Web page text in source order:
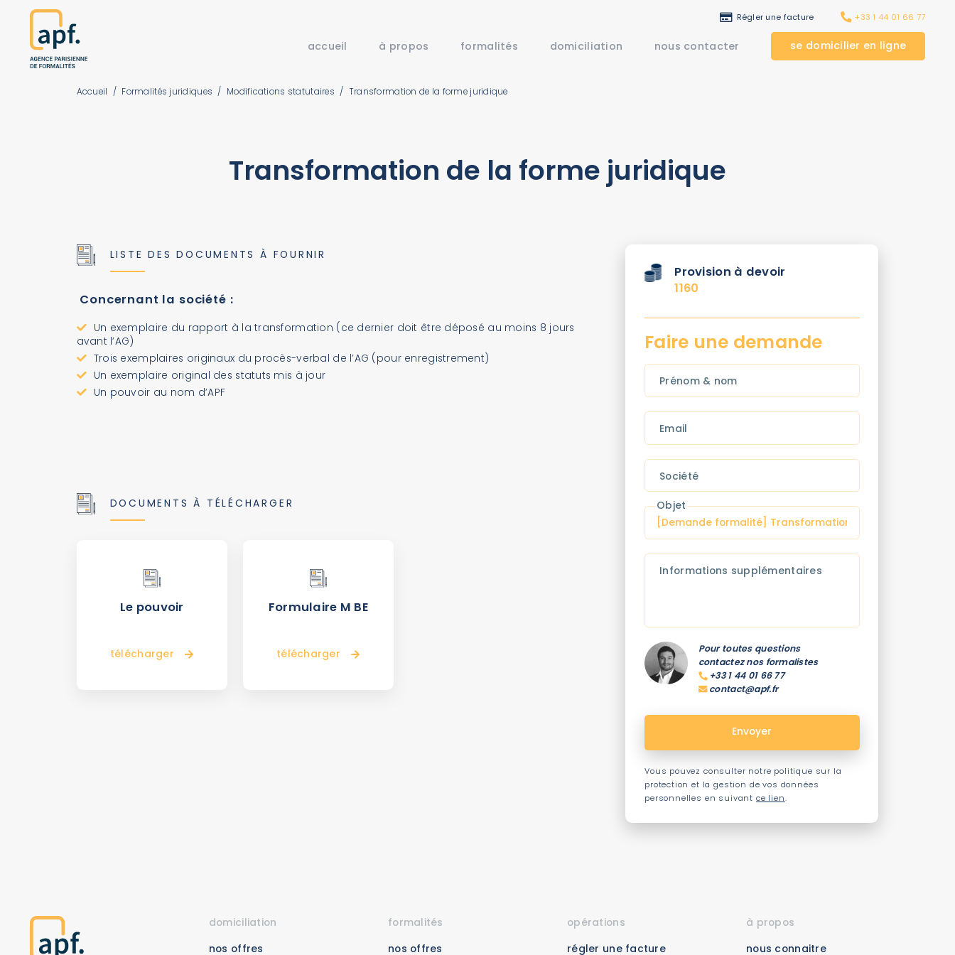
Régler une facture +33 1 44 01 66 77
accueil à propos formalités domiciliation nous contacter se domicilier en ligne
Accueil / Formalités juridiques / Modifications statutaires / Transformation de la forme juridique
Transformation de la forme juridique
LISTE DES DOCUMENTS À FOURNIR
Concernant la société :
Un exemplaire du rapport à la transformation (ce dernier doit être déposé au moins 8 jours
avant l’AG)
Trois exemplaires originaux du procès-verbal de l’AG (pour enregistrement)
Un exemplaire original des statuts mis à jour
Un pouvoir au nom d’APF
DOCUMENTS À TÉLÉCHARGER
Le pouvoir
télécharger
Formulaire M BE
télécharger
Provision à devoir
1160
Faire une demande
Prénom & nom
Email
Société
Objet
Informations supplémentaires
Pour toutes questions
contactez nos formalistes
+33 1 44 01 66 77
contact@apf.fr
Vous pouvez consulter notre politique sur la
protection et la gestion de vos données
personnelles en suivant ce lien.
domiciliation
nos offres
formalités
nos offres
opérations
régler une facture
à propos
nous connaitre